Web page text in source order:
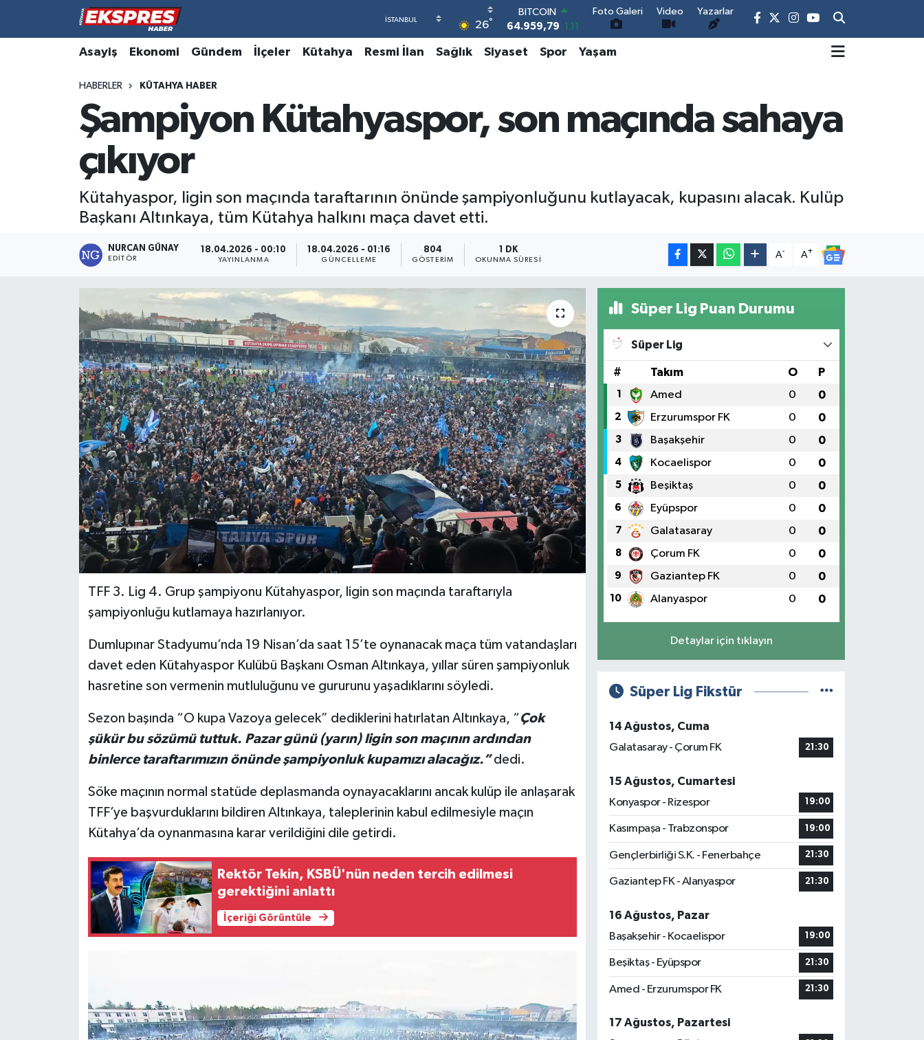
26°
BITCOIN
64.959,79 1.11
DOLAR
47,7436 0.18
64,4811 0.38
GRAM ALTIN
Foto Galeri Video Yazarlar
Asayiş Ekonomi Gündem İlçeler Kütahya Resmi İlan Sağlık Siyaset Spor Yaşam
HABERLER KÜTAHYA HABER
Şampiyon Kütahyaspor, son maçında sahaya
çıkıyor
Kütahyaspor, ligin son maçında taraftarının önünde şampiyonluğunu kutlayacak, kupasını alacak. Kulüp
Başkanı Altınkaya, tüm Kütahya halkını maça davet etti.
NURCAN GÜNAY
EDITÖR
18.04.2026 - 00:10
YAYINLANMA
18.04.2026 - 01:16
GÜNCELLEME
804
GÖSTERIM
1 DK
OKUNMA SÜRESI
A- A+
TFF 3. Lig 4. Grup şampiyonu Kütahyaspor, ligin son maçında taraftarıyla
şampiyonluğu kutlamaya hazırlanıyor.
Dumlupınar Stadyumu’nda 19 Nisan’da saat 15’te oynanacak maça tüm vatandaşları
davet eden Kütahyaspor Kulübü Başkanı Osman Altınkaya, yıllar süren şampiyonluk
hasretine son vermenin mutluluğunu ve gururunu yaşadıklarını söyledi.
Sezon başında “O kupa Vazoya gelecek” dediklerini hatırlatan Altınkaya, “ Çok
şükür bu sözümü tuttuk. Pazar günü (yarın) ligin son maçının ardından
binlerce taraftarımızın önünde şampiyonluk kupamızı alacağız.”dedi.
Söke maçının normal statüde deplasmanda oynayacaklarını ancak kulüp ile anlaşarak
TFF’ye başvurduklarını bildiren Altınkaya, taleplerinin kabul edilmesiyle maçın
Kütahya’da oynanmasına karar verildiğini dile getirdi.
Rektör Tekin, KSBÜ'nün neden tercih edilmesi
gerektiğini anlattı
İçeriği Görüntüle
Süper Lig Puan Durumu
Süper Lig
# Takım O P
1 Amed 0 0
2 Erzurumspor FK 0 0
3 Başakşehir 0 0
4 Kocaelispor 0 0
5 Beşiktaş 0 0
6 Eyüpspor 0 0
7 Galatasaray 0 0
8 Çorum FK 0 0
9 Gaziantep FK 0 0
10 Alanyaspor 0 0
Detaylar için tıklayın
Süper Lig Fikstür
14 Ağustos, Cuma
Galatasaray - Çorum FK
21:30
15 Ağustos, Cumartesi
Konyaspor - Rizespor
19:00
Kasımpaşa - Trabzonspor 19:00
Gençlerbirliği S.K. - Fenerbahçe 21:30
Gaziantep FK - Alanyaspor 21:30
16 Ağustos, Pazar
Başakşehir - Kocaelispor
19:00
Beşiktaş - Eyüpspor 21:30
Amed - Erzurumspor FK 21:30
17 Ağustos, Pazartesi
Altıntaş
Aslanapa
Biyografiler
Çavdarhisar
Domaniç
Ekonomi
Foto Galeri
Köşe Yazıları
Kültür Sanat
Hava Durumu
Trafik Durumu
Süper Lig Puan Durumu ve Fikstür
Tüm Manşetler
Son Dakika Haberleri
Haber Arşivi